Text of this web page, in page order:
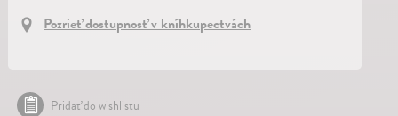
Pozrieť dostupnosť v kníhkupectvách
Pridať do wishlistu